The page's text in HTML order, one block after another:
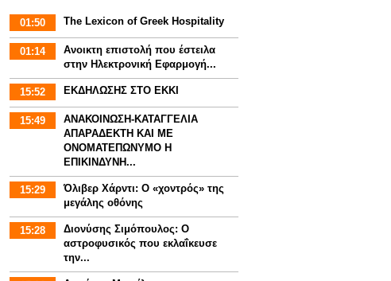
01:50 The Lexicon of Greek Hospitality
01:14
Aνοικτη επιστολή που έστειλα
στην Ηλεκτρονική Εφαρμογή...
15:52 ΕΚΔΗΛΩΣΗΣ ΣΤΟ ΕΚΚΙ
15:49
ΑΝΑΚΟΙΝΩΣΗ-ΚΑΤΑΓΓΕΛΙΑ
ΑΠΑΡΑΔΕΚΤΗ ΚΑΙ ΜΕ
ΟΝΟΜΑΤΕΠΩΝΥΜΟ Η
ΕΠΙΚΙΝΔΥΝΗ...
15:29
Όλιβερ Χάρντι: Ο «χοντρός» της
μεγάλης οθόνης
15:28
Διονύσης Σιμόπουλος: Ο
αστροφυσικός που εκλαΐκευσε
την...